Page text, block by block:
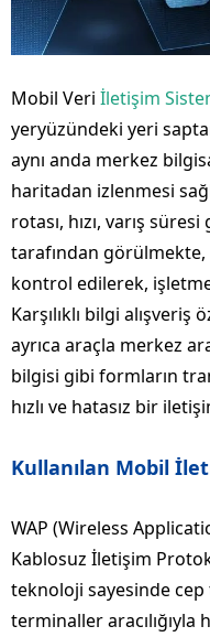
Mobil Veri İletişim
yeryüzündeki yeri
aynı anda merkez
haritadan izlenmesi
rotası, hızı, varış
tarafından
kontrol edilerek,
Karşılıklı bilgi
ayrıca araçla merkez
bilgisi gibi formların
hızlı ve hatasız bir
Kullanılan Mobil
WAP (Wireless
Kablosuz İletişim
teknoloji sayesinde
terminaller